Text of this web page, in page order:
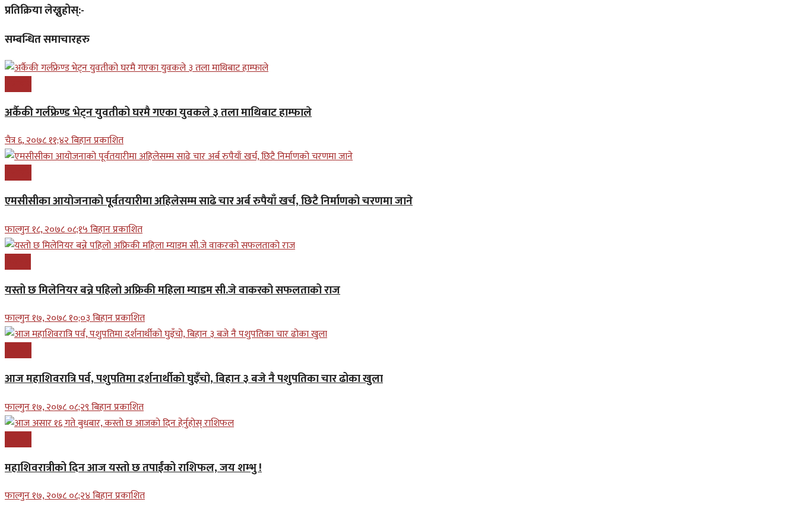
प्रतिक्रिया लेख्नुहोस्:-
सम्बन्धित समाचारहरु
अर्कैकी गर्लफ्रेण्ड भेट्न युवतीको घरमै गएका युवकले ३ तला माथिबाट हाम्फाले
चैत्र ६, २०७८ ११;४२ बिहान प्रकाशित
एमसीसीका आयोजनाको पूर्वतयारीमा अहिलेसम्म साढे चार अर्ब रुपैयाँ खर्च, छिटै निर्माणको चरणमा जाने
फाल्गुन १८, २०७८ ०८;१५ बिहान प्रकाशित
यस्तो छ मिलेनियर बन्ने पहिलो अफ्रिकी महिला म्याडम सी.जे वाकरको सफलताको राज
फाल्गुन १७, २०७८ १०;०३ बिहान प्रकाशित
आज महाशिवरात्रि पर्व, पशुपतिमा दर्शनार्थीको घुइँचो, बिहान ३ बजे नै पशुपतिका चार ढोका खुला
फाल्गुन १७, २०७८ ०८;२९ बिहान प्रकाशित
महाशिवरात्रीको दिन आज यस्तो छ तपाईंको राशिफल, जय शम्भु !
फाल्गुन १७, २०७८ ०८;२४ बिहान प्रकाशित